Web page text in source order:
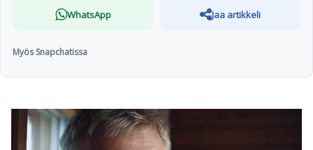
WhatsApp Jaa artikkeli
Myös Snapchatissa